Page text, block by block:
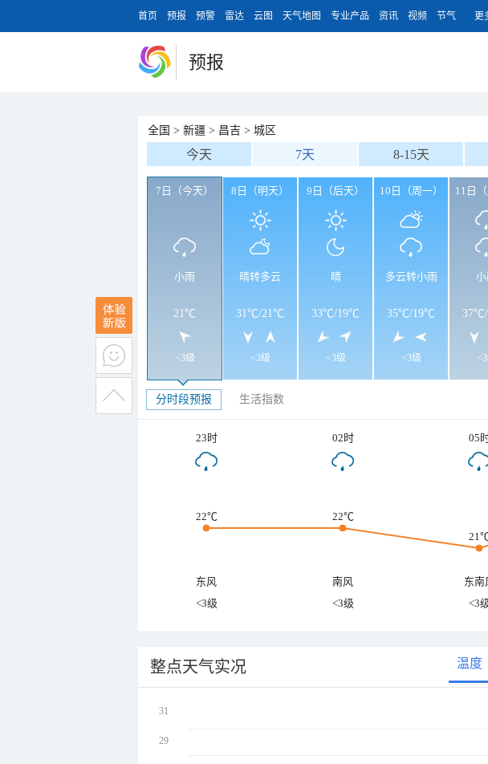
首页 预报 预警 雷达 云图 天气地图 专业产品 资讯 视频 节气 更
预报
全国 > 新疆 > 昌吉 > 城区
今天 7天 8-15天
7日（今天）
小雨
21℃
<3级
8日（明天）
晴转多云
31℃/21℃
<3级
9日（后天）
晴
33℃/19℃
<3级
10日（周一）
多云转小雨
35℃/19℃
<3级
11日（
37℃/
分时段预报 生活指数
23时 02时 05
22℃
22℃
东风 南风 东南
<3级
<3级 <3
整点天气实况 温度
31
29